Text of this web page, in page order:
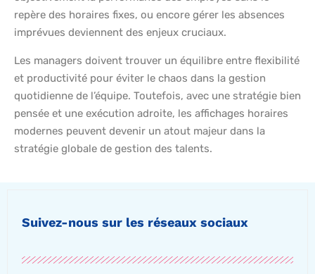
repère des horaires fixes, ou encore gérer les absences
imprévues deviennent des enjeux cruciaux.
Les managers doivent trouver un équilibre entre flexibilité
et productivité pour éviter le chaos dans la gestion
quotidienne de l’équipe. Toutefois, avec une stratégie bien
pensée et une exécution adroite, les affichages horaires
modernes peuvent devenir un atout majeur dans la
stratégie globale de gestion des talents.
Suivez-nous sur les réseaux sociaux